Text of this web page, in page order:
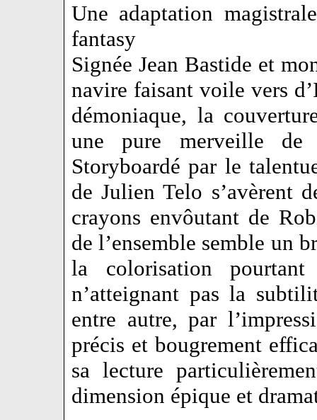
Une adaptation
fantasy
Signée Jean Bastide et
navire faisant voile vers
démoniaque, la
une pure merveille de
Storyboardé par le
de Julien Telo s’avèrent
crayons envôutant de
de l’ensemble semble un
la colorisation pourtant
n’atteignant pas la
entre autre, par
précis et bougrement
sa lecture
dimension épique et